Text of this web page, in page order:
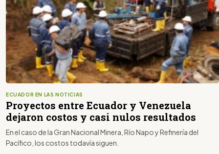
ECUADOR EN LAS NOTICIAS
Proyectos entre Ecuador y Venezuela
dejaron costos y casi nulos resultados
En el caso de la Gran Nacional Minera, Río Napo y Refinería del
Pacífico, los costos todavía siguen.